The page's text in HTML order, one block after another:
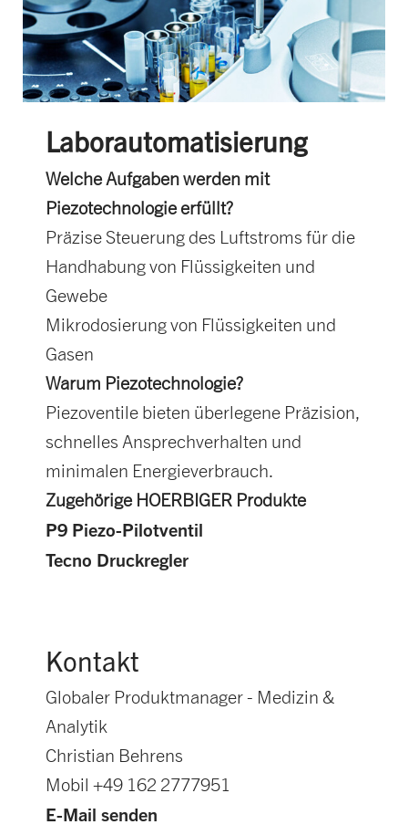
Laborautomatisierung
Welche Aufgaben werden mit
Piezotechnologie erfüllt?
Präzise Steuerung des Luftstroms für die
Handhabung von Flüssigkeiten und
Gewebe
Mikrodosierung von Flüssigkeiten und
Gasen
Warum Piezotechnologie?
Piezoventile bieten überlegene Präzision,
schnelles Ansprechverhalten und
minimalen Energieverbrauch.
Zugehörige HOERBIGER Produkte
P9 Piezo-Pilotventil
Tecno Druckregler
Kontakt
Globaler Produktmanager - Medizin &
Analytik
Christian Behrens
Mobil +49 162 2777951
E-Mail senden